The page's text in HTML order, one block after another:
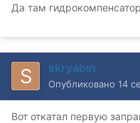
Да там
skryabin
Опубликовано 14
Вот откатал первую